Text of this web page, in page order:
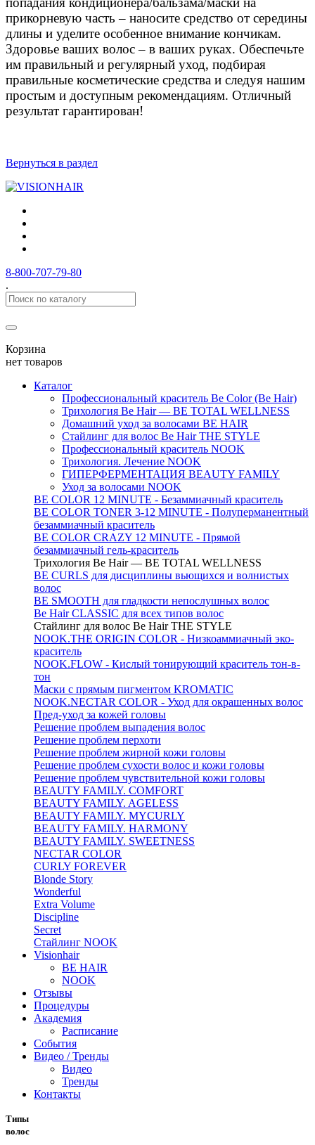
прикорневую часть – наносите средство от середины
длины и уделите особенное внимание кончикам.
Здоровье ваших волос – в ваших руках. Обеспечьте
им правильный и регулярный уход, подбирая
правильные косметические средства и следуя нашим
простым и доступным рекомендациям. Отличный
результат гарантирован!
Вернуться в раздел
8-800-707-79-80
.
Корзина
нет товаров
Каталог
Профессиональный краситель Be Color (Be Hair)
Трихология Be Hair — BE TOTAL WELLNESS
Домашний уход за волосами BE HAIR
Стайлинг для волос Be Hair THE STYLE
Профессиональный краситель NOOK
Трихология. Лечение NOOK
ГИПЕРФЕРМЕНТАЦИЯ BEAUTY FAMILY
Уход за волосами NOOK
BE COLOR 12 MINUTE - Безаммиачный краситель
BE COLOR TONER 3-12 MINUTE - Полуперманентный
безаммиачный краситель
BE COLOR CRAZY 12 MINUTE - Прямой
безаммиачный гель-краситель
Трихология Be Hair — BE TOTAL WELLNESS
BE CURLS для дисциплины вьющихся и волнистых
волос
BE SMOOTH для гладкости непослушных волос
Be Hair CLASSIC для всех типов волос
Стайлинг для волос Be Hair THE STYLE
NOOK.THE ORIGIN COLOR - Низкоаммиачный эко-
краситель
NOOK.FLOW - Кислый тонирующий краситель тон-в-
тон
Маски с прямым пигментом KROMATIC
NOOK.NECTAR COLOR - Уход для окрашенных волос
Пред-уход за кожей головы
Решение проблем выпадения волос
Решение проблем перхоти
Решение проблем жирной кожи головы
Решение проблем сухости волос и кожи головы
Решение проблем чувствительной кожи головы
BEAUTY FAMILY. COMFORT
BEAUTY FAMILY. AGELESS
BEAUTY FAMILY. MYCURLY
BEAUTY FAMILY. HARMONY
BEAUTY FAMILY. SWEETNESS
NECTAR COLOR
CURLY FOREVER
Blonde Story
Wonderful
Extra Volume
Discipline
Secret
Стайлинг NOOK
Visionhair
BE HAIR
NOOK
Отзывы
Процедуры
Академия
Расписание
События
Видео / Тренды
Видео
Тренды
Контакты
Типы
волос